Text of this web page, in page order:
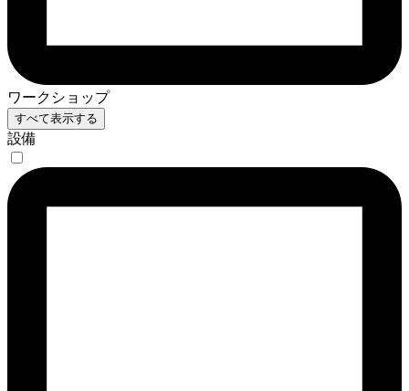
ワークショップ
すべて表示する
設備